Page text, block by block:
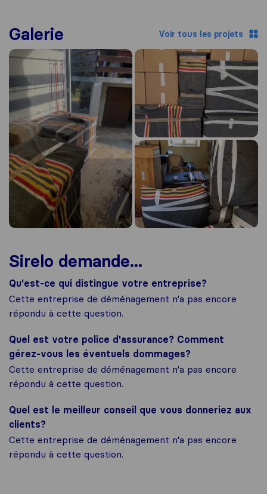
Galerie Voir tous les projets
Sirelo demande...
Qu'est-ce qui distingue votre entreprise?
Cette entreprise de déménagement n'a pas encore
répondu à cette question.
Quel est votre police d'assurance? Comment
gérez-vous les éventuels dommages?
Cette entreprise de déménagement n'a pas encore
répondu à cette question.
Quel est le meilleur conseil que vous donneriez aux
clients?
Cette entreprise de déménagement n'a pas encore
répondu à cette question.